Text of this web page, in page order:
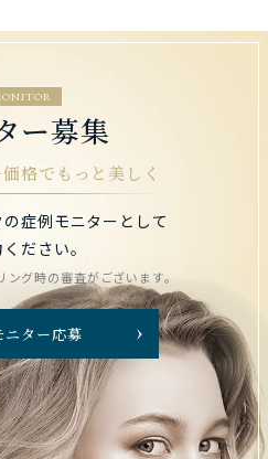
ー募集
格でもっと美しく
症例モニターとして
ださい。
ング時の審査がございます。
ニター応募